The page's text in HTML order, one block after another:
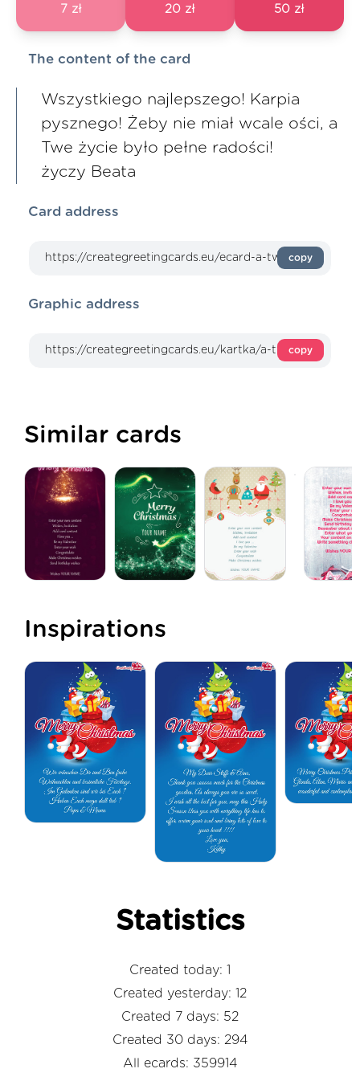
7 zł 20 zł 50 zł
The content of the card
Wszystkiego najlepszego! Karpia
pysznego! Żeby nie miał wcale ości, a
Twe życie było pełne radości!
życzy Beata
Card address
copy
Graphic address
copy
Similar cards
Inspirations
Statistics
Created today: 1
Created yesterday: 12
Created 7 days: 52
Created 30 days: 294
All ecards: 359914